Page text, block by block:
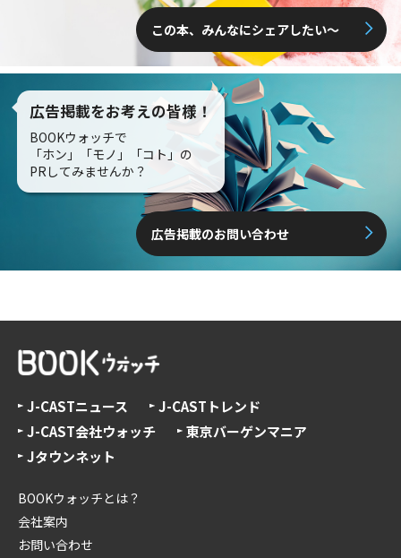
この本、みんなにシェアしたい〜
広告掲載をお考えの皆様！
BOOKウォッチで
「ホン」「モノ」「コト」の
PRしてみませんか？
広告掲載のお問い合わせ
J-CASTニュース
J-CASTトレンド
J-CAST会社ウォッチ
東京バーゲンマニア
Jタウンネット
BOOKウォッチとは？
会社案内
お問い合わせ